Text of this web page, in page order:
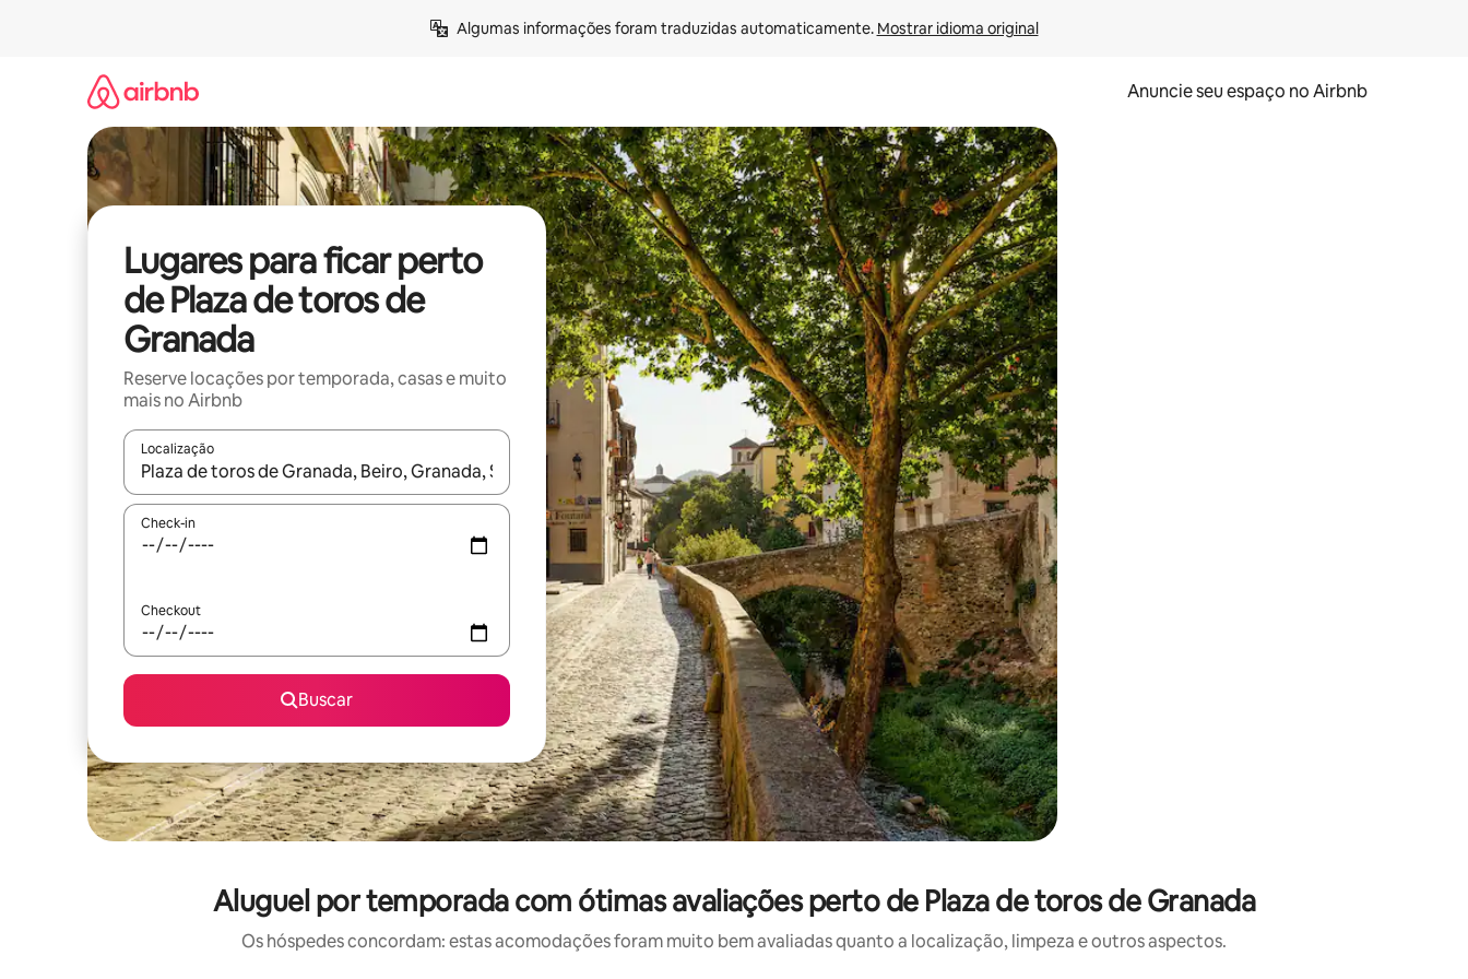
Algumas informações foram traduzidas automaticamente. Mostrar idioma original
Anuncie seu espaço no Airbnb
Lugares para ficar perto
de Plaza de toros de
Granada
Reserve locações por temporada, casas e muito
mais no Airbnb
Localização
Quando os resultados estiverem disponíveis, explore-os usando as seta para cima e para baixo do teclado ou tocando e deslizando o dedo na tela.
Check-in
Checkout
Buscar
Aluguel por temporada com ótimas avaliações perto de Plaza de toros de Granada
Os hóspedes concordam: estas acomodações foram muito bem avaliadas quanto a localização, limpeza e outros aspectos.